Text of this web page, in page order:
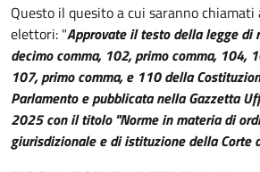
Questo il quesito a cui saranno chiamati
elettori: "Approvate il testo della legge di
decimo comma, 102, primo comma, 104,
107, primo comma, e 110 della
Parlamento e pubblicata nella Gazzetta
2025 con il titolo "Norme in materia di
giurisdizionale e di istituzione della Corte